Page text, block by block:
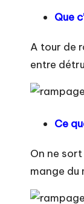
Que
A tour de
entre
Ce
On ne
mange du